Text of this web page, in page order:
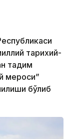
тарихий-
тақдим
мероси”
бўлиб